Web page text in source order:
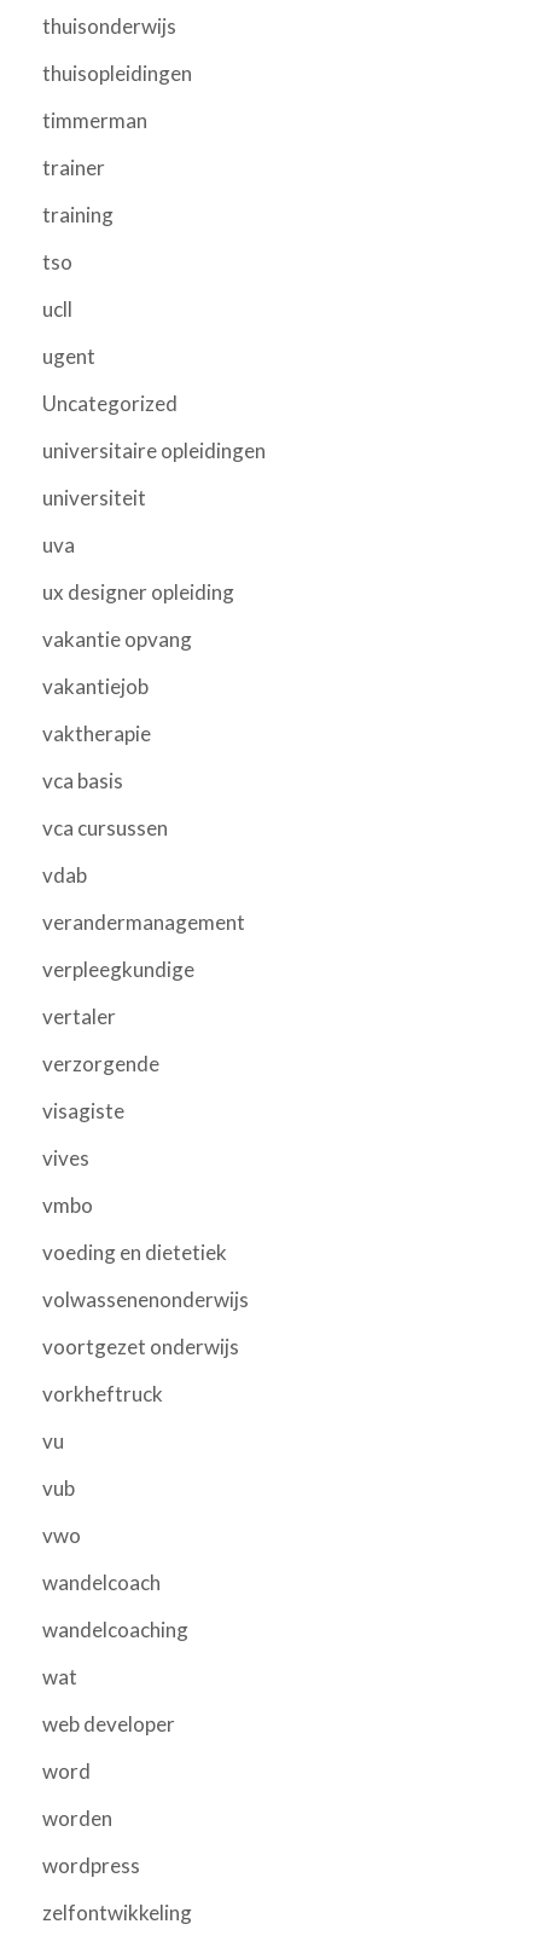
thuisonderwijs
thuisopleidingen
timmerman
trainer
training
tso
ucll
ugent
Uncategorized
universitaire opleidingen
universiteit
uva
ux designer opleiding
vakantie opvang
vakantiejob
vaktherapie
vca basis
vca cursussen
vdab
verandermanagement
verpleegkundige
vertaler
verzorgende
visagiste
vives
vmbo
voeding en dietetiek
volwassenenonderwijs
voortgezet onderwijs
vorkheftruck
vu
vub
vwo
wandelcoach
wandelcoaching
wat
web developer
word
worden
wordpress
zelfontwikkeling